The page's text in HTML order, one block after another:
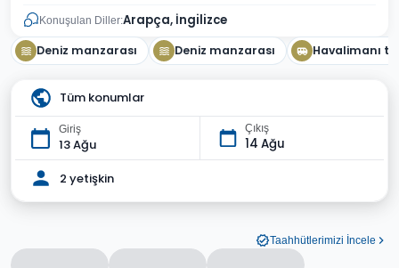
Konuşulan Diller:Arapça, İngilizce
Deniz manzarası Deniz manzarası Havalimanı
Tüm konumlar
Giriş
13 Ağu
Çıkış
14 Ağu
2 yetişkin
Taahhütlerimizi İncele